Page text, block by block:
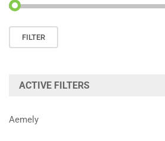
Min.
Max.FILTER
ACTIVE FILTERS
Aemely